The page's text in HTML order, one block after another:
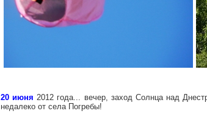
20 июня 2012 года... вечер, заход Солнца над
недалеко от села Погребы!